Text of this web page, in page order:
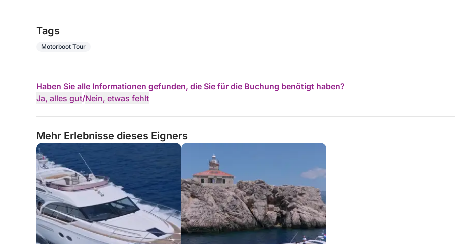
Tags
Motorboot Tour
Haben Sie alle Informationen gefunden, die Sie für die Buchung benötigt haben?
Ja, alles gut/Nein, etwas fehlt
Mehr Erlebnisse dieses Eigners